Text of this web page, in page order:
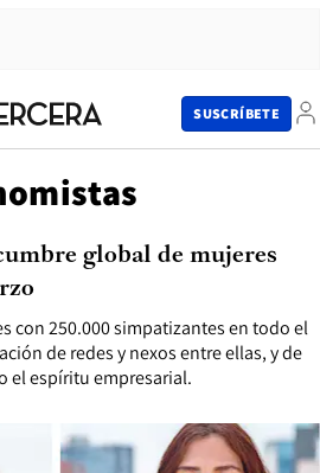
SUSCRÍBETE
con 250.000 simpatizantes en todo el
de redes y nexos entre ellas, y de
el espíritu empresarial.
global de mujeres